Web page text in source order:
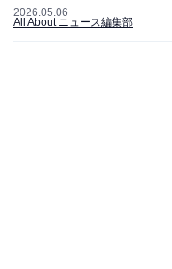
2026.05.06
All About ニュース編集部